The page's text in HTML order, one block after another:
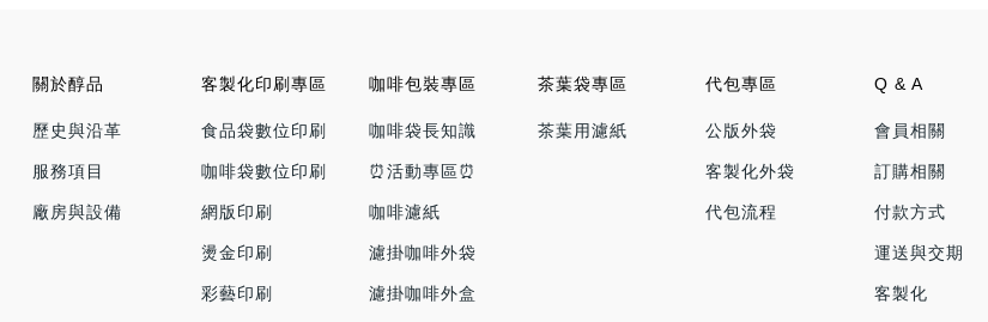
關於醇品
歷史與沿革
服務項目
廠房與設備
客製化印刷專區
食品袋數位印刷
咖啡袋數位印刷
網版印刷
燙金印刷
彩藝印刷
咖啡包裝專區
咖啡袋長知識
⏰活動專區⏰
咖啡濾紙
濾掛咖啡外袋
濾掛咖啡外盒
茶葉袋專區
茶葉用濾紙
代包專區
公版外袋
客製化外袋
代包流程
Q & A
會員相關
訂購相關
付款方式
運送與交期
客製化